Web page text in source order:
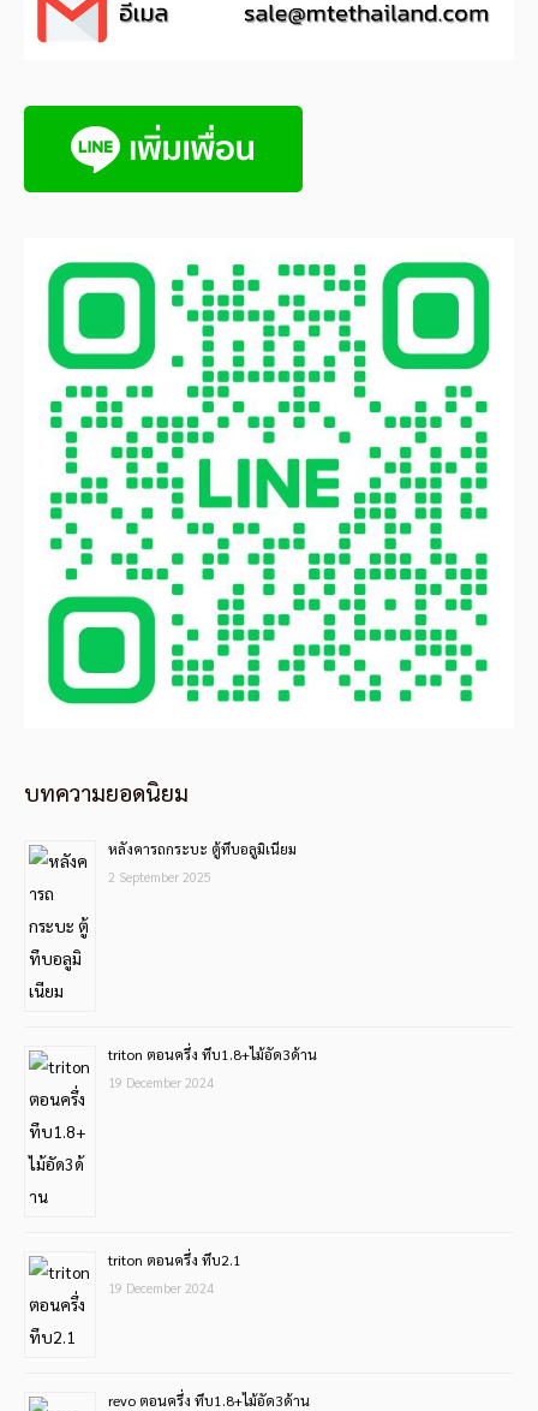
บทความยอดนิยม
หลังคารถกระบะ ตู้ทึบอลูมิเนียม
2 September 2025
triton ตอนครึ่ง ทึบ1.8+ไม้อัด3ด้าน
19 December 2024
triton ตอนครึ่ง ทึบ2.1
19 December 2024
revo ตอนครึ่ง ทึบ1.8+ไม้อัด3ด้าน